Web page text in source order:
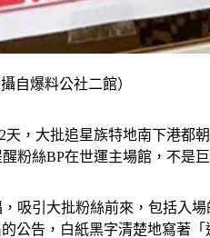
自爆料公社二館）
，大批追星族特地南下港都
粉絲BP在世運主場館，不是
吸引大批粉絲前來，包括入
公告，白紙黑字清楚地寫